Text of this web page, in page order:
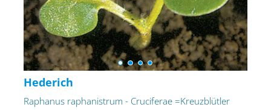
Hederich
Raphanus raphanistrum - Cruciferae =Kreuzblütler